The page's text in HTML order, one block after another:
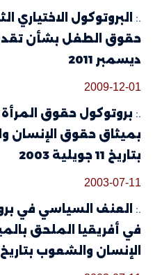
البروتوكول الاختياري
ديسمبر 2011
2009-12-01
بروتوكول حقوق المرأة
بميثاق حقوق الإنسان
بتاريخ 11 جويلية 2003
2003-07-11
العنف السياسي في
في أفريقيا الملحق
الإنسان والشعوب بتاريخ 11 جويلية 2003